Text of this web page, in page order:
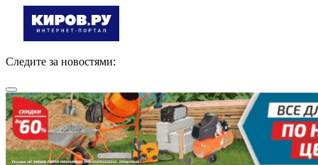
Следите за новостями: